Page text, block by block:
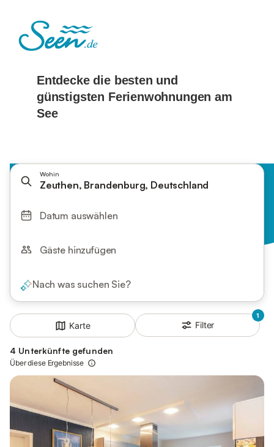
Wohin
Zeuthen, Brandenburg, Deutschland
Datum auswählen
Gäste hinzufügen
Nach was suchen Sie?
Karte
1
Filter
4 Unterkünfte gefunden
Über diese Ergebnisse